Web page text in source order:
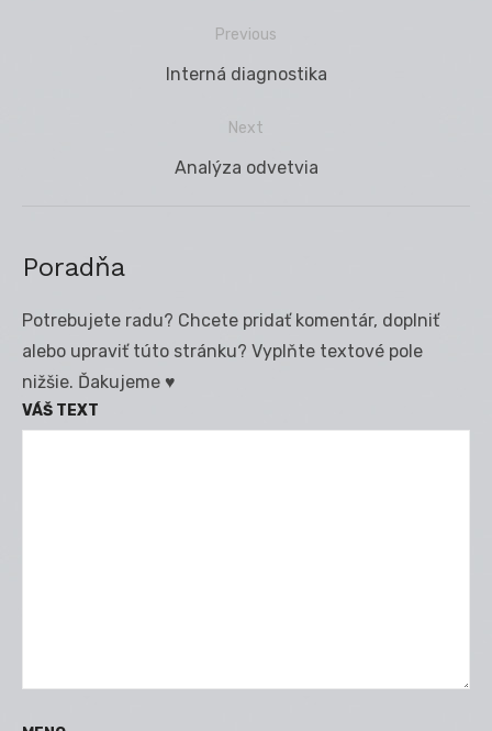
Previous
Previous
Interná diagnostika
Next
Next
Analýza odvetvia
Poradňa
Potrebujete radu? Chcete pridať komentár, doplniť
alebo upraviť túto stránku? Vyplňte textové pole
nižšie. Ďakujeme ♥
VÁŠ TEXT